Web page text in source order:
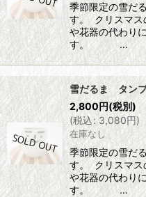
季節限定の雪だ
す。 クリスマス
や花器の代わり
す。 …
雪だるま タン
2,800円(税別)
(税込: 3,080円)
在庫なし
季節限定の雪だ
す。 クリスマス
や花器の代わり
す。 …